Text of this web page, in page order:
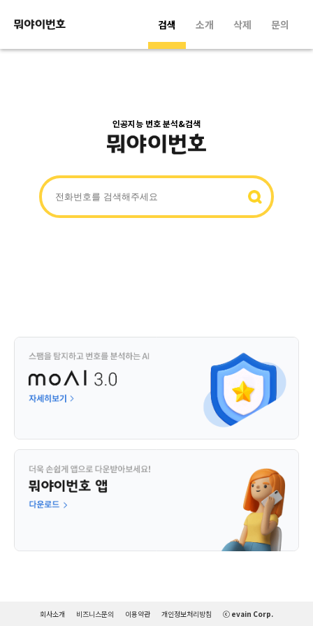
검색 소개 삭제 문의
인공지능 번호 분석&검색
회사소개 비즈니스문의 이용약관 개인정보처리방침 ⓒ evain Corp.